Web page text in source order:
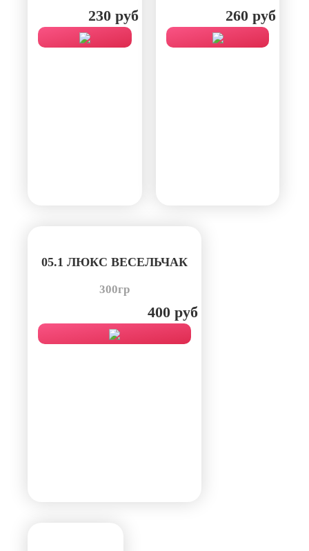
230 руб 260 руб
05.1 ЛЮКС ВЕСЕЛЬЧАК
300гр
400 руб